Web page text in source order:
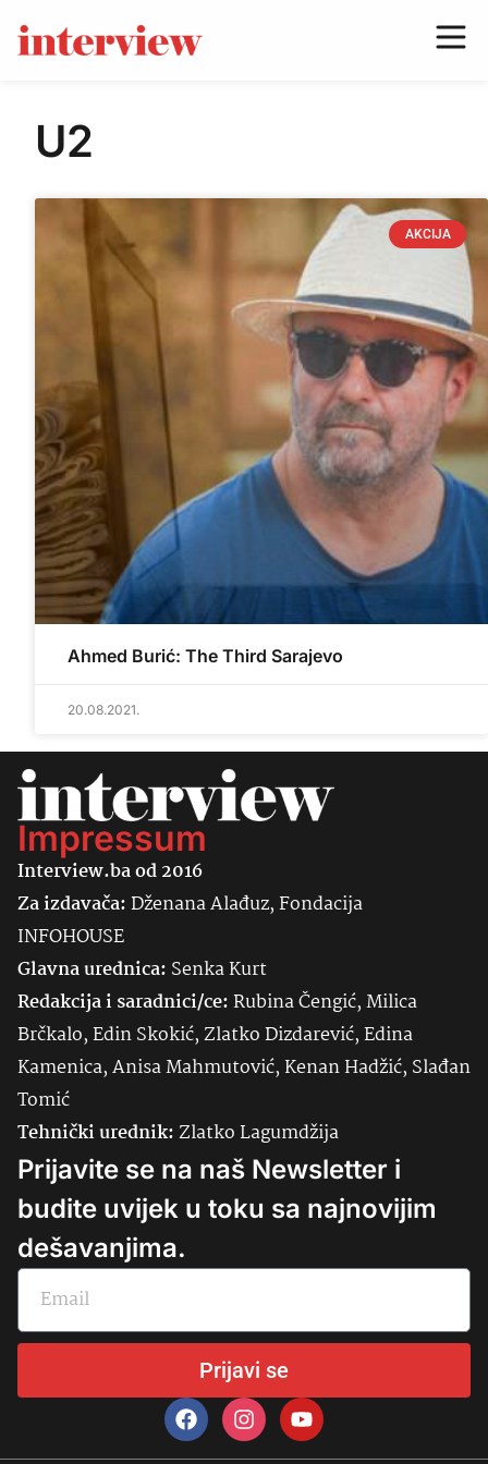
U2
AKCIJA
Ahmed Burić: The Third Sarajevo
20.08.2021.
Impressum
Interview.ba od 2016
Za izdavača:Dženana Alađuz, Fondacija
INFOHOUSE
Glavna urednica: SenkaKurt
Redakcija i saradnici/ce:Rubina Čengić, Milica
Brčkalo, Edin Skokić, Zlatko Dizdarević, Edina
Kamenica, Anisa Mahmutović, Kenan Hadžić, Slađan
Tomić
Tehnički urednik:Zlatko Lagumdžija
Prijavite se na naš Newsletter i
budite uvijek u toku sa najnovijim
dešavanjima.
Prijavi se